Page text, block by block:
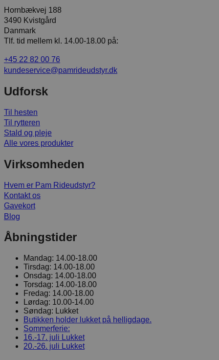
Hornbækvej 188
3490 Kvistgård
Danmark
Tlf. tid mellem kl. 14.00-18.00 på:
+45 22 82 00 76
kundeservice@pamrideudstyr.dk
Udforsk
Til hesten
Til rytteren
Stald og pleje
Alle vores produkter
Virksomheden
Hvem er Pam Rideudstyr?
Kontakt os
Gavekort
Blog
Åbningstider
Mandag: 14.00-18.00
Tirsdag: 14.00-18.00
Onsdag: 14.00-18.00
Torsdag: 14.00-18.00
Fredag: 14.00-18.00
Lørdag: 10.00-14.00
Søndag: Lukket
Butikken holder lukket på helligdage.
Sommerferie:
16.-17. juli Lukket
20.-26. juli Lukket